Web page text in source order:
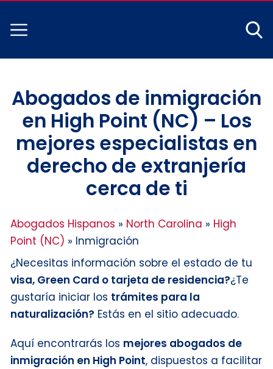
Abogados de inmigración
en High Point (NC) – Los
mejores especialistas en
derecho de extranjería
cerca de ti
Abogados Hispanos » North Carolina » High
Point (NC) » Inmigración
¿Necesitas información sobre el estado de tu
visa, Green Card o tarjeta de residencia?¿Te
gustaría iniciar los trámites para la
naturalización? Estás en el sitio adecuado.
Aquí encontrarás los mejores abogados de
inmigración en High Point, dispuestos a facilitar